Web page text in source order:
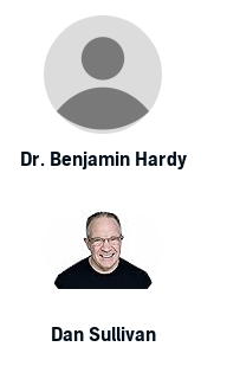
Dr. Benjamin Hardy
Dan Sullivan